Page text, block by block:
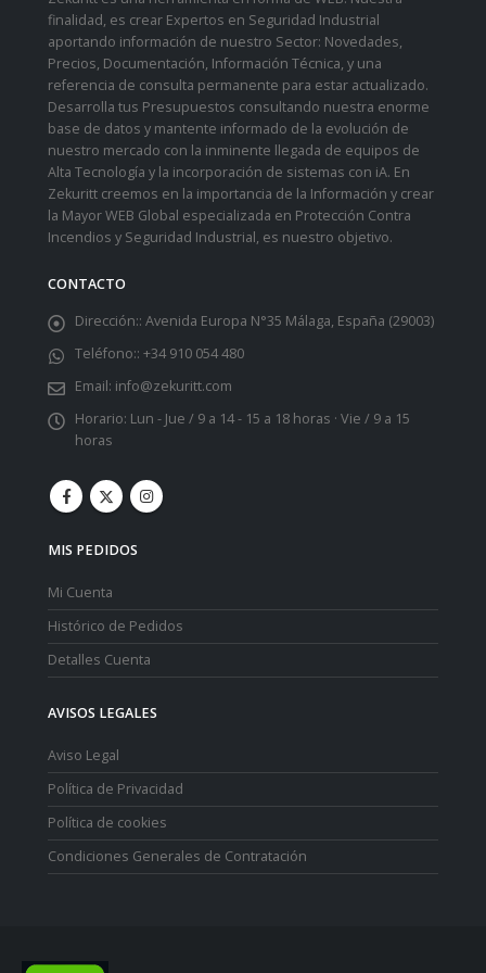
finalidad, es crear Expertos en Seguridad Industrial
aportando información de nuestro Sector: Novedades,
Precios, Documentación, Información Técnica, y una
referencia de consulta permanente para estar actualizado.
Desarrolla tus Presupuestos consultando nuestra enorme
base de datos y mantente informado de la evolución de
nuestro mercado con la inminente llegada de equipos de
Alta Tecnología y la incorporación de sistemas con iA. En
Zekuritt creemos en la importancia de la Información y crear
la Mayor WEB Global especializada en Protección Contra
Incendios y Seguridad Industrial, es nuestro objetivo.
CONTACTO
Dirección:: Avenida Europa N°35 Málaga, España (29003)
Teléfono:: +34 910 054 480
Email: info@zekuritt.com
Horario: Lun - Jue / 9 a 14 - 15 a 18 horas · Vie / 9 a 15
horas
MIS PEDIDOS
Mi Cuenta
Histórico de Pedidos
Detalles Cuenta
AVISOS LEGALES
Aviso Legal
Política de Privacidad
Política de cookies
Condiciones Generales de Contratación